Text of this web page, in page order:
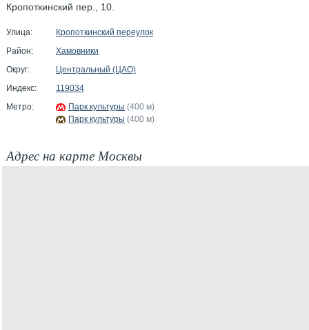
Кропоткинский пер., 10.
Улица:
Кропоткинский переулок
Район:
Хамовники
Округ:
Центральный (ЦАО)
Индекс:
119034
Метро:
Парк культуры (400 м)
Парк культуры (400 м)
Адрес на карте Москвы